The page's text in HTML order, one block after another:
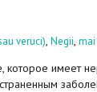
veruci), Negii,
которое имеет